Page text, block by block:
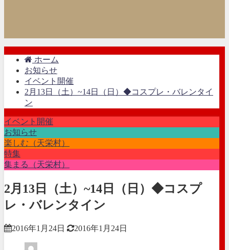
ホーム
お知らせ
イベント開催
2月13日（土）~14日（日）◆コスプレ・バレンタイ
ン
イベント開催
お知らせ
楽しむ（天栄村）
特集
集まる（天栄村）
2月13日（土）~14日（日）◆コスプ
レ・バレンタイン
2016年1月24日 2016年1月24日